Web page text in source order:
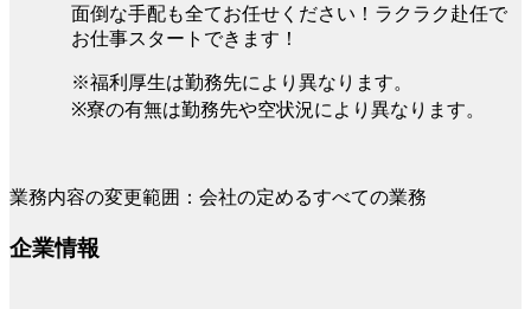
面倒な手配も全てお任せください！ラクラク赴任で
お仕事スタートできます！
※福利厚生は勤務先により異なります。
※寮の有無は勤務先や空状況により異なります。
業務内容の変更範囲：会社の定めるすべての業務
企業情報